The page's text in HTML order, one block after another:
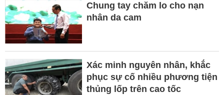
Chung tay chăm lo cho nạn
nhân da cam
Xác minh nguyên nhân, khắc
phục sự cố nhiều phương tiện
thủng lốp trên cao tốc